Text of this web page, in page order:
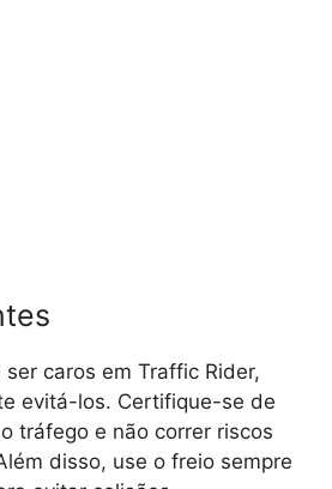
caros em Traffic Rider,
evitá-los. Certifique-se de
tráfego e não correr riscos
disso, use o freio sempre